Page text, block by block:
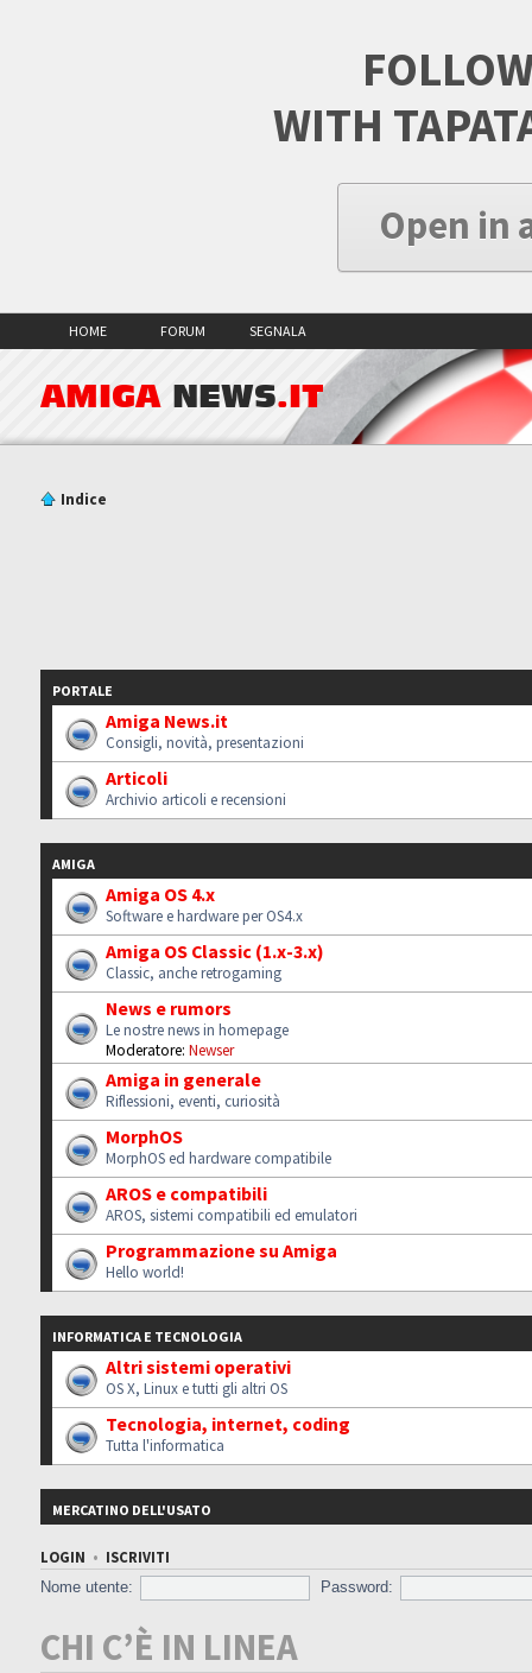
WITH
Open in
HOME FORUM SEGNALA
AMIGA NEWS.IT
Indice
PORTALE
Amiga News.it
Consigli, novità, presentazioni
Articoli
Archivio articoli e recensioni
AMIGA
Amiga OS 4.x
Software e hardware per OS4.x
Amiga OS Classic (1.x-3.x)
Classic, anche retrogaming
News e rumors
Le nostre news in homepage
Moderatore: Newser
Amiga in generale
Riflessioni, eventi, curiosità
MorphOS
MorphOS ed hardware compatibile
AROS e compatibili
AROS, sistemi compatibili ed emulatori
Programmazione su Amiga
Hello world!
INFORMATICA E TECNOLOGIA
Altri sistemi operativi
OS X, Linux e tutti gli altri OS
Tecnologia, internet, coding
Tutta l'informatica
MERCATINO DELL'USATO
LOGIN • ISCRIVITI
Nome utente:
Password:
CHI C’È IN LINEA